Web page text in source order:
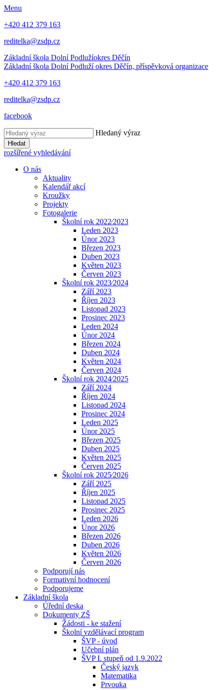
Menu
+420 412 379 163
reditelka@zsdp.cz
Základní škola Dolní Podlužíokres Děčín
Základní škola Dolní Podlužíokres Děčín, příspěvková organizace
+420 412 379 163
reditelka@zsdp.cz
facebook
Hledaný výraz
Hledat
rozšířené vyhledávání
O nás
Aktuality
Kalendář akcí
Kroužky
Projekty
Fotogalerie
Školní rok 2022⁄2023
Leden 2023
Únor 2023
Březen 2023
Duben 2023
Květen 2023
Červen 2023
Školní rok 2023⁄2024
Září 2023
Říjen 2023
Listopad 2023
Prosinec 2023
Leden 2024
Únor 2024
Březen 2024
Duben 2024
Květen 2024
Červen 2024
Školní rok 2024⁄2025
Září 2024
Říjen 2024
Listopad 2024
Prosinec 2024
Leden 2025
Únor 2025
Březen 2025
Duben 2025
Květen 2025
Červen 2025
Školní rok 2025⁄2026
Září 2025
Říjen 2025
Listopad 2025
Prosinec 2025
Leden 2026
Únor 2026
Březen 2026
Duben 2026
Květen 2026
Červen 2026
Podporují nás
Formativní hodnocení
Podporujeme
Základní škola
Úřední deska
Dokumenty ZŠ
Žádosti - ke stažení
Školní vzdělávací program
ŠVP - úvod
Učební plán
ŠVP I. stupeň od 1.9.2022
Český jazyk
Matematika
Prvouka